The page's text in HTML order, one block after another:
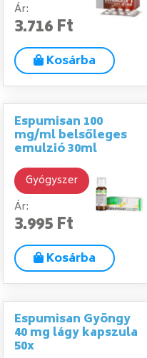
Ár:
3.716 Ft
Kosárba
Espumisan 100
mg/ml belsőleges
emulzió 30ml
Gyógyszer
Ár:
3.995 Ft
Kosárba
Espumisan Gyöngy
40 mg lágy kapszula
50x